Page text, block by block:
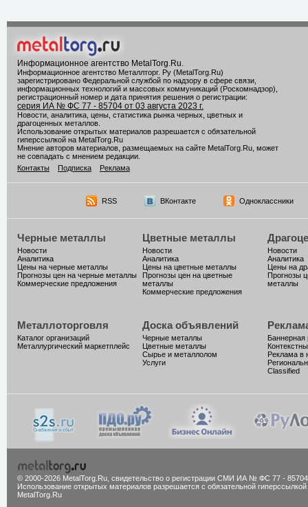
Информационное агентство MetalTorg.Ru
Информационное агентство Металлторг. Ру (MetalTorg.Ru)
зарегистрировано Федеральной службой по надзору в сфере связи,
информационных технологий и массовых коммуникаций (Роскомнадзор),
регистрационный номер и дата принятия решения о регистрации:
серия ИА № ФС 77 - 85704 от 03 августа 2023 г.
Новости, аналитика, цены, статистика рынка черных, цветных и
драгоценных металлов.
Использование открытых материалов разрешается с обязательной
гиперссылкой на MetalTorg.Ru
Мнение авторов материалов, размещаемых на сайте MetalTorg.Ru, может
не совпадать с мнением редакции.
Контакты
Подписка Реклама
RSS ВКонтакте Одноклассники
Черные металлы
Новости
Аналитика
Цены на черные металлы
Прогнозы цен на черные металлы
Коммерческие предложения
Цветные металлы
Новости
Аналитика
Цены на цветные металлы
Прогнозы цен на цветные
металлы
Коммерческие предложения
Новости
Аналитика
Цены на
Прогнозы
металлы
Металлоторговля
Каталог организаций
Металлургический маркетплейс
Доска объявлений
Черные металлы
Цветные металлы
Сырье и металлолом
Услуги
Баннерная
Реклама в
Classified
© 2000-2026 MetalTorg.Ru, cвидетельство о регистрации СМИ ИА № ФС 77 - 85704
Использование открытых материалов разрешается с обязательной гиперссылкой
MetalTorg.Ru